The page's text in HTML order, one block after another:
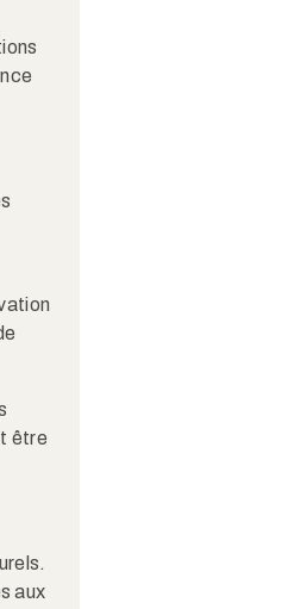
être
aux